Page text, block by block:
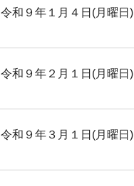
令和９年１月４日(月曜日)
令和９年２月１日(月曜日)
令和９年３月１日(月曜日)